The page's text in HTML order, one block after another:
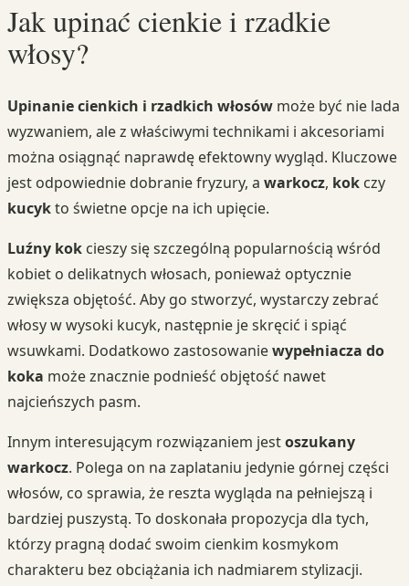
Jak upinać cienkie i rzadkie
włosy?
Upinanie cienkich i rzadkich włosów może być nie lada
wyzwaniem, ale z właściwymi technikami i akcesoriami
można osiągnąć naprawdę efektowny wygląd. Kluczowe
jest odpowiednie dobranie fryzury, a warkocz, kok czy
kucykto świetne opcje na ich upięcie.
Luźny kok cieszy się szczególną popularnością wśród
kobiet o delikatnych włosach, ponieważ optycznie
zwiększa objętość. Aby go stworzyć, wystarczy zebrać
włosy w wysoki kucyk, następnie je skręcić i spiąć
wsuwkami. Dodatkowo zastosowaniewypełniacza do
koka może znacznie podnieść objętość nawet
najcieńszych pasm.
Innym interesującym rozwiązaniem jestoszukany
warkocz. Polega on na zaplataniu jedynie górnej części
włosów, co sprawia, że reszta wygląda na pełniejszą i
bardziej puszystą. To doskonała propozycja dla tych,
którzy pragną dodać swoim cienkim kosmykom
charakteru bez obciążania ich nadmiarem stylizacji.